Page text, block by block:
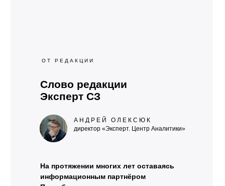
ОТ РЕДАКЦИИ
Слово редакции
Эксперт СЗ
На протяжении многих лет оставаясь
информационным партнёром
директор «Эксперт. Центр Аналитики»
АНДРЕЙ ОЛЕКСЮК